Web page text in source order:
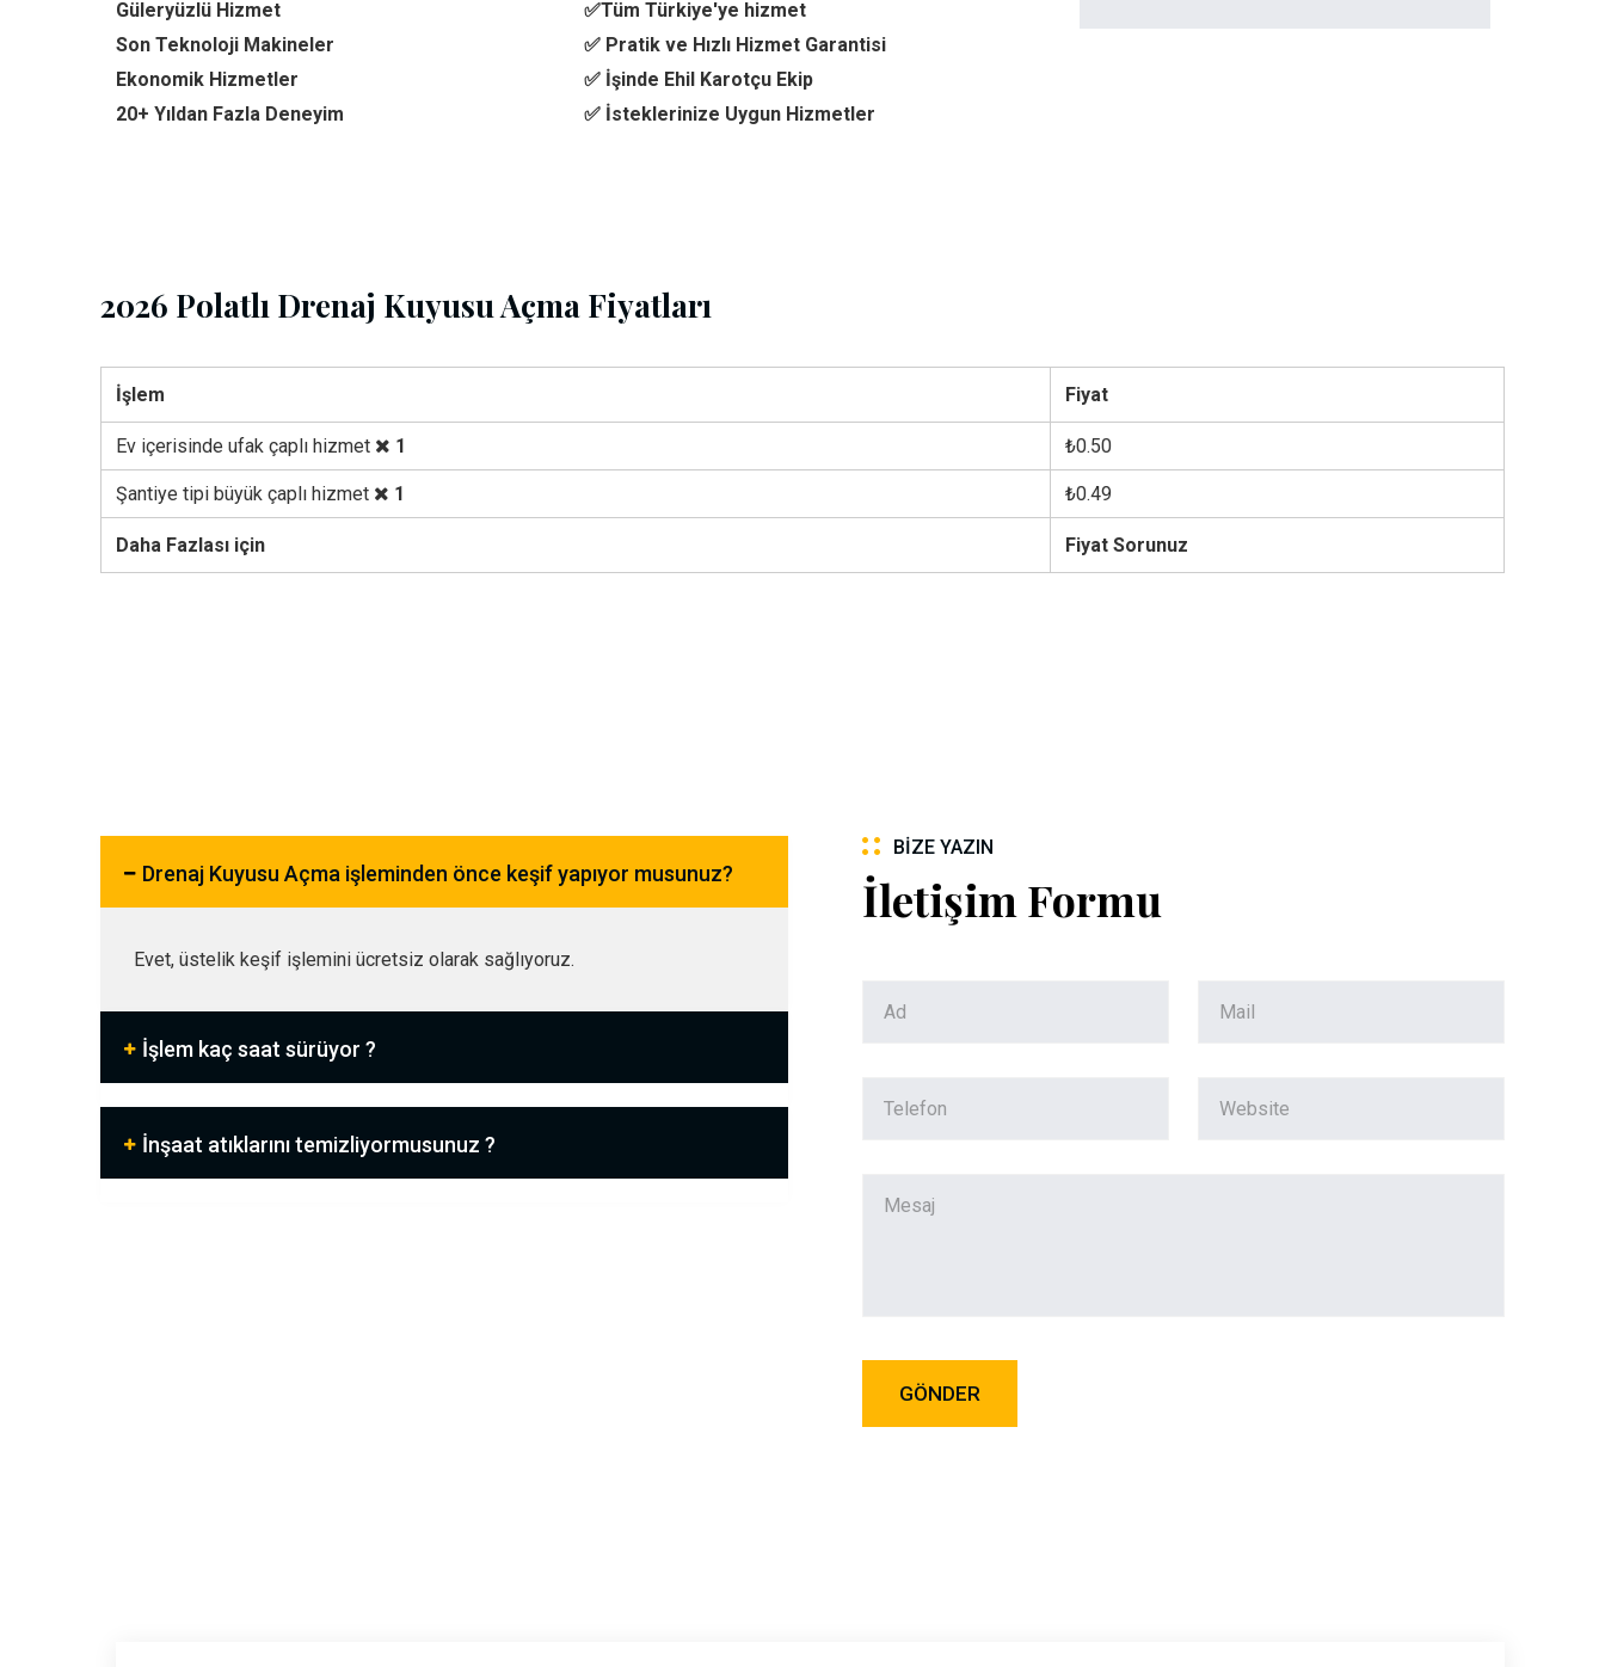
Güleryüzlü Hizmet
✅Tüm Türkiye'ye hizmet
Son Teknoloji Makineler
✅ Pratik ve Hızlı Hizmet Garantisi
Ekonomik Hizmetler
✅ İşinde Ehil Karotçu Ekip
20+ Yıldan Fazla Deneyim
✅ İsteklerinize Uygun Hizmetler
2026 Polatlı Drenaj Kuyusu Açma Fiyatları
İşlem Fiyat
Ev içerisinde ufak çaplı hizmet 1 ₺0.50
Şantiye tipi büyük çaplı hizmet 1 ₺0.49
Daha Fazlası için Fiyat Sorunuz
Drenaj Kuyusu Açma işleminden önce keşif yapıyor musunuz?
Evet, üstelik keşif işlemini ücretsiz olarak sağlıyoruz.
İşlem kaç saat sürüyor ?
İnşaat atıklarını temizliyormusunuz ?
BIZE YAZIN
İletişim Formu